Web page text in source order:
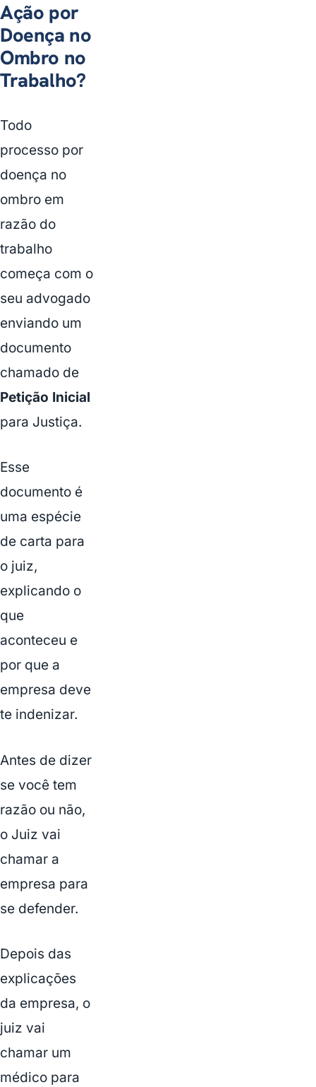
Ação por
Doença no
Ombro no
Trabalho?
Todo
processo por
doença no
ombro em
razão do
trabalho
começa com o
seu advogado
enviando um
documento
chamado de
Petição Inicial
para Justiça.
Esse
documento é
uma espécie
de carta para
o juiz,
explicando o
que
aconteceu e
por que a
empresa deve
te indenizar.
Antes de dizer
se você tem
razão ou não,
o Juiz vai
chamar a
empresa para
se defender.
Depois das
explicações
da empresa, o
juiz vai
chamar um
médico para